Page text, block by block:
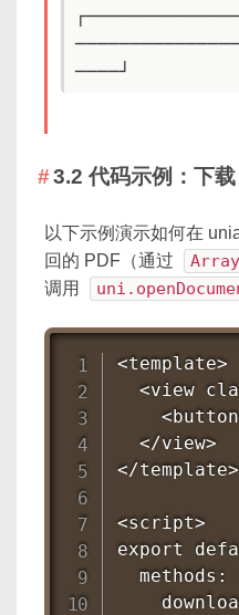
────┘
3.2 代码示例：下
以下示例演示如何在
回的 PDF（通过
调用
<template>
<view
  </view>
</template>
<script>
export
methods: